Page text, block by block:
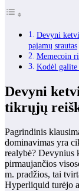
Devyni
pajamų srautas
Memecoin
Kodėl
Devyni
tikrųjų
Pagrindinis
dominavimas yra
realybė? Devynius
pirmaujančios
m. pradžios, tai
Hyperliquid turėjo